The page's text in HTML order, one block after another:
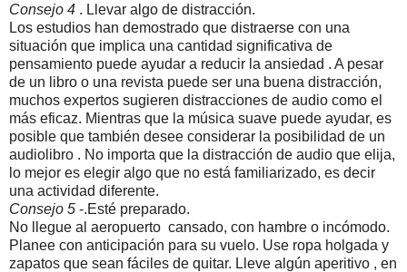
Consejo 4 . Llevar algo de distracción.
Los estudios han demostrado que distraerse con una
situación que implica una cantidad significativa de
pensamiento puede ayudar a reducir la ansiedad . A pesar
de un libro o una revista puede ser una buena distracción,
muchos expertos sugieren distracciones de audio como el
más eficaz. Mientras que la música suave puede ayudar, es
posible que también desee considerar la posibilidad de un
audiolibro . No importa que la distracción de audio que elija,
lo mejor es elegir algo que no está familiarizado, es decir
una actividad diferente.
Consejo 5 -.Esté preparado.
No llegue al aeropuerto cansado, con hambre o incómodo.
Planee con anticipación para su vuelo. Use ropa holgada y
zapatos que sean fáciles de quitar. Lleve algún aperitivo , en